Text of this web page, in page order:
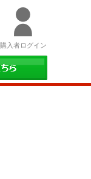
購入者ログイン